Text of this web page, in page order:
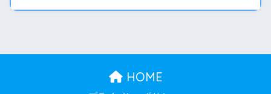
HOME